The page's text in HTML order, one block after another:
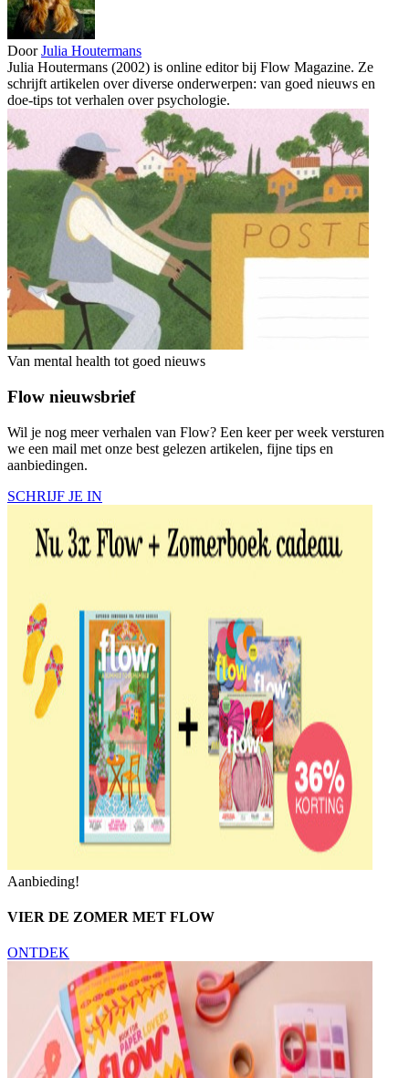
Door Julia Houtermans
Julia Houtermans (2002) is online editor bij Flow Magazine. Ze
schrijft artikelen over diverse onderwerpen: van goed nieuws en
doe-tips tot verhalen over psychologie.
Van mental health tot goed nieuws
Flow nieuwsbrief
Wil je nog meer verhalen van Flow? Een keer per week versturen
we een mail met onze best gelezen artikelen, fijne tips en
aanbiedingen.
SCHRIJF JE IN
Aanbieding!
VIER DE ZOMER MET FLOW
ONTDEK